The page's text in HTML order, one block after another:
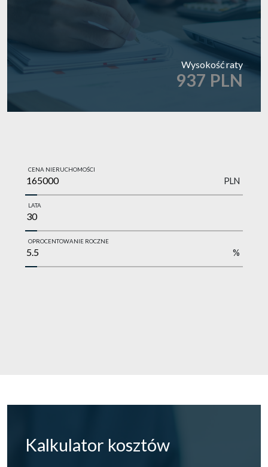
Wysokość raty
937 PLN
CENA NIERUCHOMOŚCI
PLN
LATA
OPROCENTOWANIE ROCZNE
%
Kalkulator kosztów